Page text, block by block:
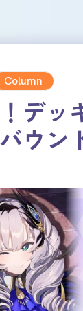
Column
デッ
ウン